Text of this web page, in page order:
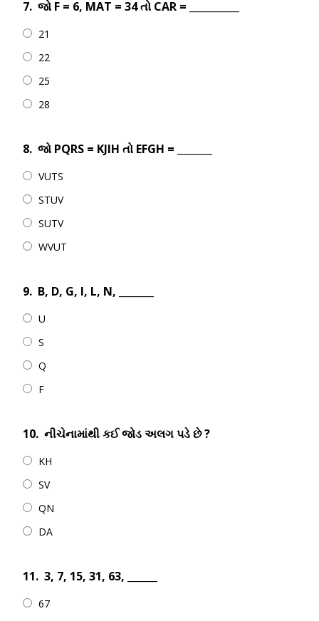
7. જો F = 6, MAT = 34 તો CAR = __________
21
22
25
28
8. જો PQRS = KJIH તો EFGH = _______
VUTS
STUV
SUTV
WVUT
9. B, D, G, I, L, N, _______
U
S
Q
F
10. નીચેનામાંથી કઈ જોડ અલગ પડે છે ?
KH
SV
QN
DA
11. 3, 7, 15, 31, 63, ______
67